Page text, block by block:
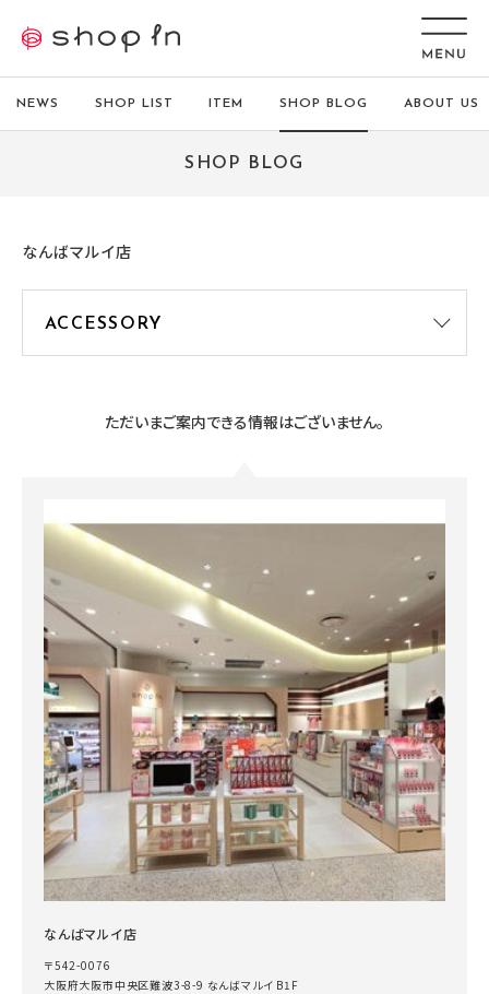
NEWS SHOP LIST ITEM SHOP BLOG ABOUT US
SHOP BLOG
なんばマルイ店
ただいまご案内できる情報はございません。
なんばマルイ店
〒542-0076
大阪府大阪市中央区難波3-8-9 なんばマルイ B1F